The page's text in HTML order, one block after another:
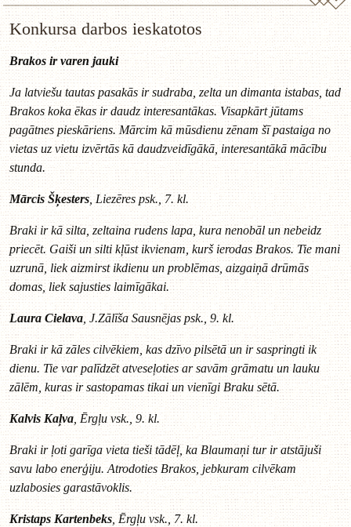
Konkursa darbos ieskatotos
Brakos ir varen jauki
Ja latviešu tautas pasakās ir sudraba, zelta un dimanta istabas, tad
Brakos koka ēkas ir daudz interesantākas. Visapkārt jūtams
pagātnes pieskāriens. Mārcim kā mūsdienu zēnam šī pastaiga no
vietas uz vietu izvērtās kā daudzveidīgākā, interesantākā mācību
stunda.
Mārcis Šķesters, Liezēres psk., 7. kl.
Braki ir kā silta, zeltaina rudens lapa, kura nenobāl un nebeidz
priecēt. Gaiši un silti kļūst ikvienam, kurš ierodas Brakos. Tie mani
uzrunā, liek aizmirst ikdienu un problēmas, aizgaiņā drūmās
domas, liek sajusties laimīgākai.
Laura Cielava , J.Zālīša Sausnējas psk., 9. kl.
Braki ir kā zāles cilvēkiem, kas dzīvo pilsētā un ir saspringti ik
dienu. Tie var palīdzēt atveseļoties ar savām grāmatu un lauku
zālēm, kuras ir sastopamas tikai un vienīgi Braku sētā.
Kalvis Kaļva, Ērgļu vsk., 9. kl.
Braki ir ļoti garīga vieta tieši tādēļ, ka Blaumaņi tur ir atstājuši
savu labo enerģiju. Atrodoties Brakos, jebkuram cilvēkam
uzlabosies garastāvoklis.
Kristaps Kartenbeks , Ērgļu vsk., 7. kl.